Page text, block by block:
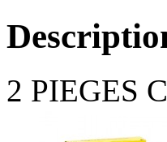
2 PIEGES